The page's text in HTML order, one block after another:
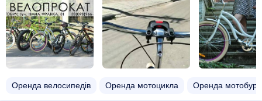
Оренда велосипедів Оренда мотоцикла Оренда мотобура